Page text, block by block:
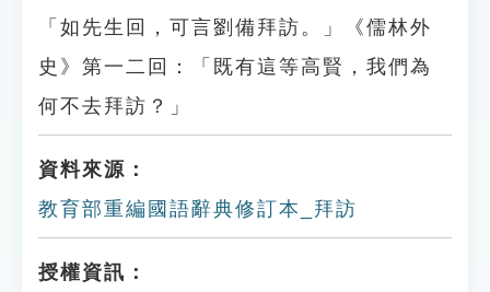
「如先生回，可言劉備拜訪。」《儒林外
史》第一二回：「既有這等高賢，我們為
何不去拜訪？」
資料來源：
教育部重編國語辭典修訂本_拜訪
授權資訊：